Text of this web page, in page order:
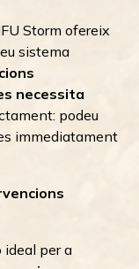
Storm ofereix
sistema
necessita
podeu
immediatament
ideal per a